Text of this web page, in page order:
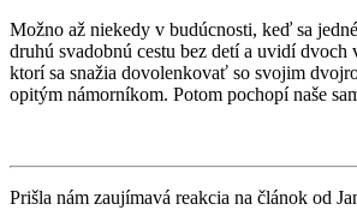
Možno až niekedy v budúcnosti, keď sa
druhú svadobnú cestu bez detí a uvidí
ktorí sa snažia dovolenkovať so svojim
opitým námorníkom. Potom pochopí naše
Prišla nám zaujímavá reakcia na článok od